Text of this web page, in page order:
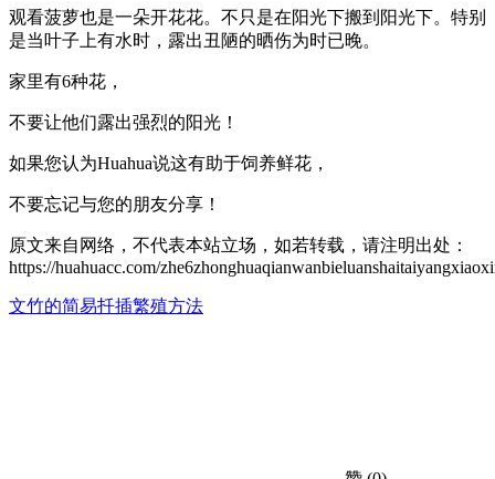
观看菠萝也是一朵开花花。不只是在阳光下搬到阳光下。特别
是当叶子上有水时，露出丑陋的晒伤为时已晚。
家里有6种花，
不要让他们露出强烈的阳光！
如果您认为Huahua说这有助于饲养鲜花，
不要忘记与您的朋友分享！
原文来自网络，不代表本站立场，如若转载，请注明出处：
https://huahuacc.com/
文竹的简易扦插繁殖方法